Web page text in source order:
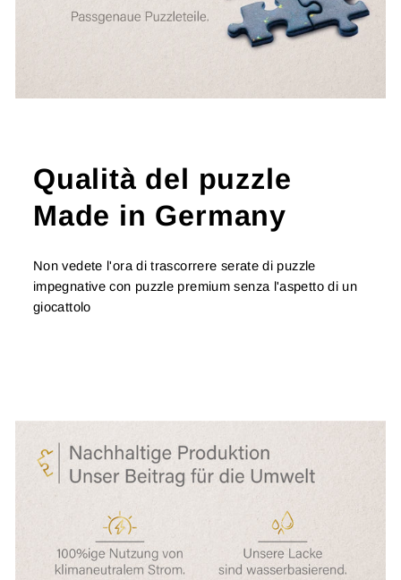
Qualità del puzzle
Made in Germany
Non vedete l'ora di trascorrere serate di puzzle
impegnative con puzzle premium senza l'aspetto di un
giocattolo